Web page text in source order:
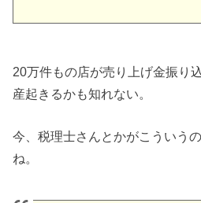
20万件もの店が売り上げ金振り
産起きるかも知れない。
今、税理士さんとかがこういう
ね。